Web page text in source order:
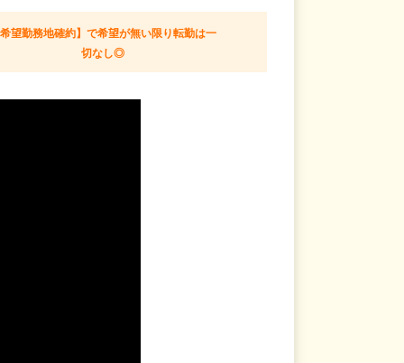
望勤務地確約】で希望が無い限り転勤は一
切なし◎